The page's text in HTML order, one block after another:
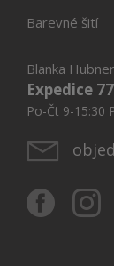
Barevné šití
Blanka
Expedice
Po-Čt 9-15:30